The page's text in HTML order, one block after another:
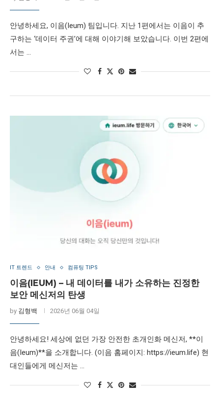
안녕하세요, 이음(Ieum) 팀입니다. 지난 1편에서는 이음이 추
구하는 ‘데이터 주권’에 대해 이야기해 보았습니다. 이번 2편에
서는 …
IT 트렌드 안내 컴퓨팅 TIPS
이음(IEUM) – 내 데이터를 내가 소유하는 진정한
보안 메신저의 탄생
by 김형백 2026년 06월 04일
안녕하세요! 세상에 없던 가장 안전한 초개인화 메신저, **이
음(Ieum)**을 소개합니다. (이음 홈페이지: https://ieum.life) 현
대인들에게 메신저는 …